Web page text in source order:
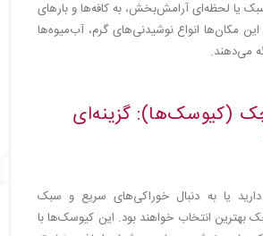
یا لحظه‌ای آرامش‌بخش، به کافه‌ها و بارهای
مکان‌ها انواع نوشیدنی‌های گرم، آب‌میوه‌ها
می‌دهند.
(کیوسک‌ها): گزینه‌ای
یا به دنبال خوراکی‌های سریع و سبک
بهترین انتخاب خواهند بود. این کیوسک‌ها با